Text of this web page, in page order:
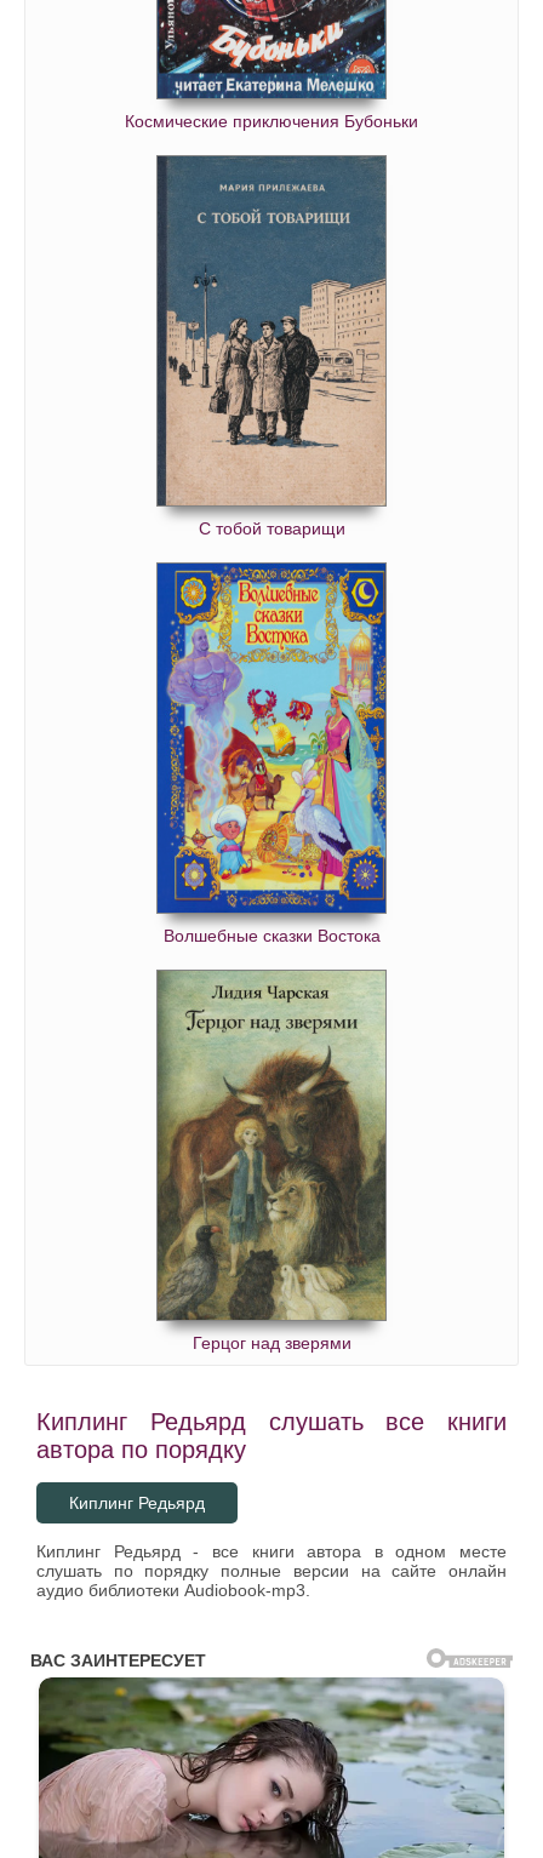
Космические приключения Бубоньки
С тобой товарищи
Волшебные сказки Востока
Герцог над зверями
Киплинг Редьярд слушать все книги
автора по порядку
Киплинг Редьярд
Киплинг Редьярд - все книги автора в одном месте
слушать по порядку полные версии на сайте онлайн
аудио библиотеки Audiobook-mp3.